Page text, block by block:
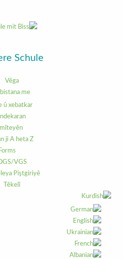
Schule
Vêga
me
û xebatkar
ji A heta Z
Forms
VGS
Piştgiriyê
Têkelî